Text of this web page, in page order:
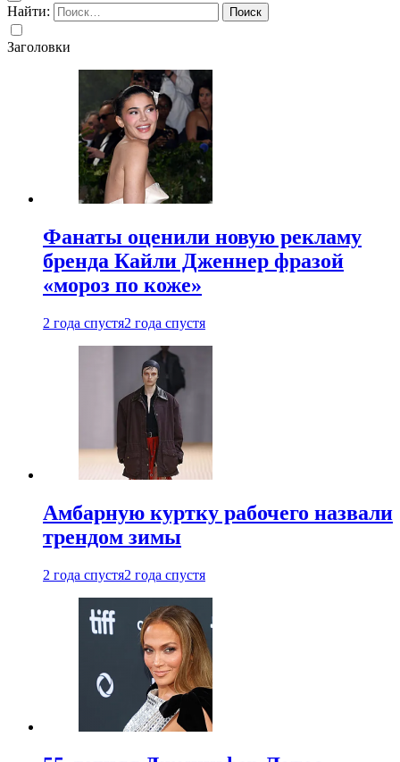
Найти:
Заголовки
Фанаты оценили новую рекламу
бренда Кайли Дженнер фразой
«мороз по коже»
2 года спустя2 года спустя
Амбарную куртку рабочего назвали
трендом зимы
2 года спустя2 года спустя